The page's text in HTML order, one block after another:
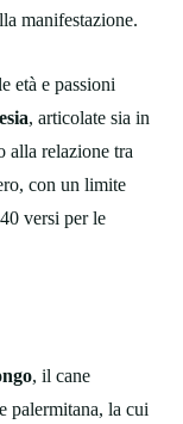
manifestazione.
età e passioni
, articolate sia in
alla relazione tra
con un limite
versi per le
, il cane
palermitana, la cui